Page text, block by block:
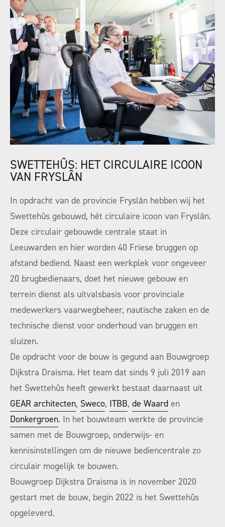
SWETTEHÛS: HET CIRCULAIRE ICOON
VAN FRYSLÂN
In opdracht van de provincie Fryslân hebben wij het
Swettehûs gebouwd, hét circulaire icoon van Fryslân.
Deze circulair gebouwde centrale staat in
Leeuwarden en hier worden 40 Friese bruggen op
afstand bediend. Naast een werkplek voor ongeveer
20 brugbedienaars, doet het nieuwe gebouw en
terrein dienst als uitvalsbasis voor provinciale
medewerkers vaarwegbeheer, nautische zaken en de
technische dienst voor onderhoud van bruggen en
sluizen.
De opdracht voor de bouw is gegund aan Bouwgroep
Dijkstra Draisma. Het team dat sinds 9 juli 2019 aan
het Swettehûs heeft gewerkt bestaat daarnaast uit
GEAR architecten, Sweco, ITBB, de Waard en
Donkergroen. In het bouwteam werkte de provincie
samen met de Bouwgroep, onderwijs- en
kennisinstellingen om de nieuwe bediencentrale zo
circulair mogelijk te bouwen.
Bouwgroep Dijkstra Draisma is in november 2020
gestart met de bouw, begin 2022 is het Swettehûs
opgeleverd.